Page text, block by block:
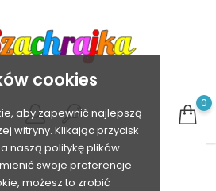
cookies
aby zapewnić najlepszą
witryny. Klikając przycisk
naszą politykę plików
swoje preferencje
możesz to zrobić
0